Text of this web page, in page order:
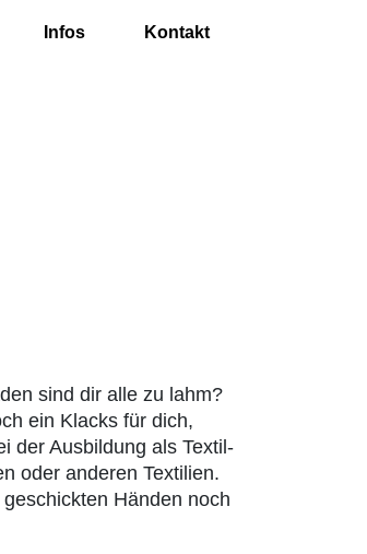
Infos Kontakt
sind dir alle zu lahm?
ein Klacks für dich,
der Ausbildung als Textil-
oder anderen Textilien.
Händen noch